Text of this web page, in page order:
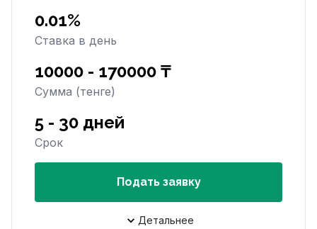
0.01%
Ставка в день
10000 - 170000 ₸
Сумма (тенге)
5 - 30 дней
Срок
Подать заявку
Детальнее